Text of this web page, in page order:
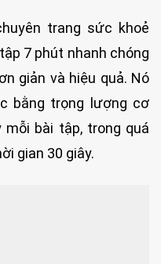
trang sức khoẻ
7 phút nhanh chóng
giản và hiệu quả. Nó
bằng trọng lượng cơ
bài tập, trong quá
gian 30 giây.